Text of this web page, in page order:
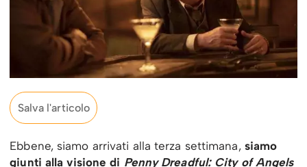
Salva l'articolo
Ebbene, siamo arrivati alla terza settimana, siamo
giunti alla visione di Penny Dreadful: City of Angels